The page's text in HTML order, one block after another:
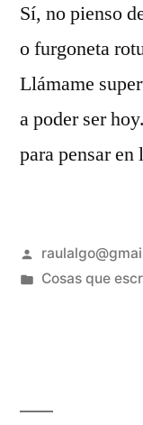
Sí, no pienso
o furgoneta
Llámame
a poder ser
para pensar en
Publicado
por
Publicado
Cosas que